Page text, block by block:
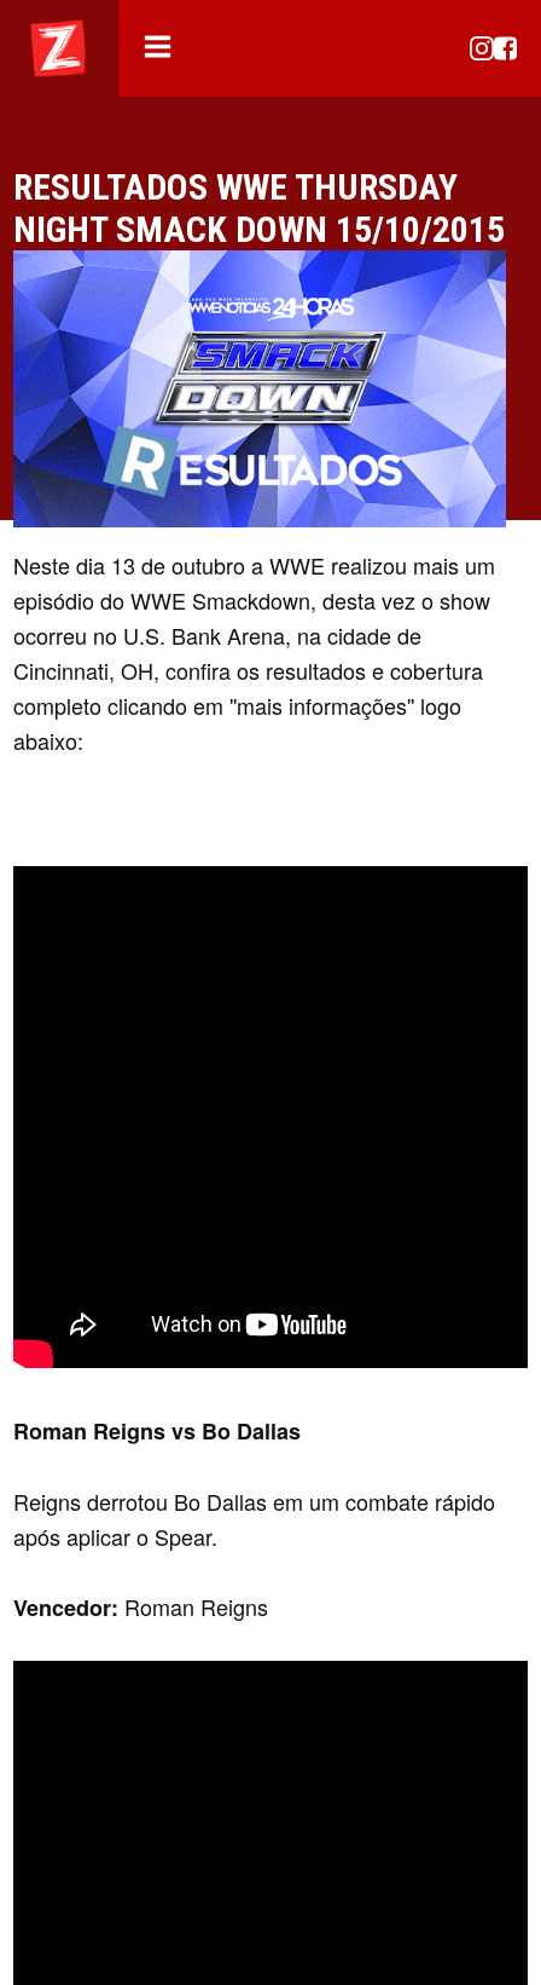
RESULTADOS WWE THURSDAY
NIGHT SMACK DOWN 15/10/2015
Neste dia 13 de outubro a WWE realizou mais um
episódio do WWE Smackdown, desta vez o show
ocorreu no U.S. Bank Arena, na cidade de
Cincinnati, OH, confira os resultados e cobertura
completo clicando em ''mais informações'' logo
abaixo:
Roman Reigns vs Bo Dallas
Reigns derrotou Bo Dallas em um combate rápido
após aplicar o Spear.
Vencedor: Roman Reigns